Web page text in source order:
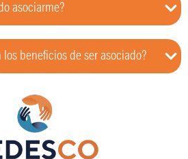
asociarme?
los beneficios de ser asociado?